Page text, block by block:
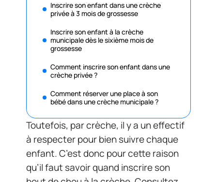
Inscrire son enfant dans une crèche
privée à 3 mois de grossesse
Inscrire son enfant à la crèche
municipale dès le sixième mois de
grossesse
Comment inscrire son enfant dans une
crèche privée ?
Comment réserver une place à son
bébé dans une crèche municipale ?
Toutefois, par crèche, il y a un effectif
à respecter pour bien suivre chaque
enfant. C’est donc pour cette raison
qu’il faut savoir quand inscrire son